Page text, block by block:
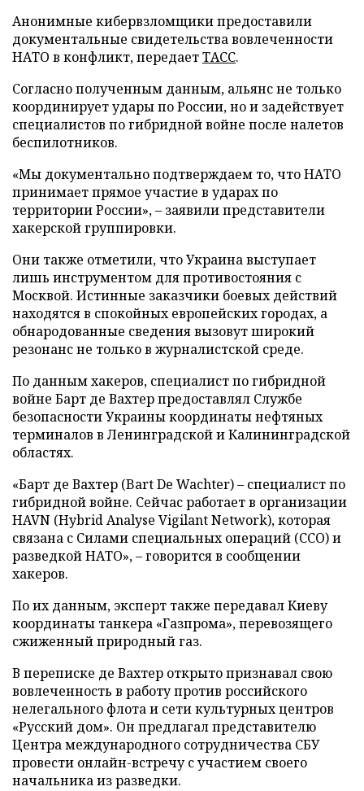
Анонимные кибервзломщики предоставили
документальные свидетельства вовлеченности
НАТО в конфликт, передаетТАСС.
Согласно полученным данным, альянс не только
координирует удары по России, но и задействует
специалистов по гибридной войне после налетов
беспилотников.
«Мы документально подтверждаем то, что НАТО
принимает прямое участие в ударах по
территории России», – заявили представители
хакерской группировки.
Они также отметили, что Украина выступает
лишь инструментом для противостояния с
Москвой. Истинные заказчики боевых действий
находятся в спокойных европейских городах, а
обнародованные сведения вызовут широкий
резонанс не только в журналистской среде.
По данным хакеров, специалист по гибридной
войне Барт де Вахтер предоставлял Службе
безопасности Украины координаты нефтяных
терминалов в Ленинградской и Калининградской
областях.
«Барт де Вахтер (Bart De Wachter) – специалист по
гибридной войне. Сейчас работает в организации
HAVN (Hybrid Analyse Vigilant Network), которая
связана с Силами специальных операций (ССО) и
разведкой НАТО», – говорится в сообщении
хакеров.
По их данным, эксперт также передавал Киеву
координаты танкера «Газпрома», перевозящего
сжиженный природный газ.
В переписке де Вахтер открыто признавал свою
вовлеченность в работу против российского
нелегального флота и сети культурных центров
«Русский дом». Он предлагал представителю
Центра международного сотрудничества СБУ
провести онлайн-встречу с участием своего
начальника из разведки.